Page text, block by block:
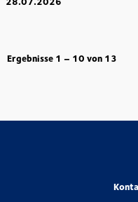
Ergebnisse 1 – 10 von 13